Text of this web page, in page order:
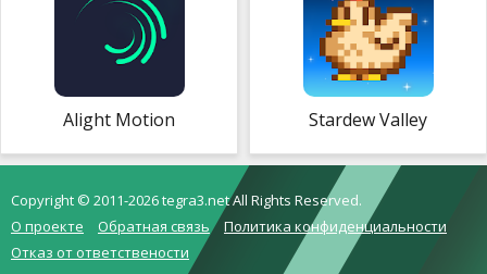
Alight Motion Stardew Valley
Copyright © 2011-2026 tegra3.net All Rights Reserved.
О проекте
Обратная связь
Политика конфиденциальности
Отказ от ответствености